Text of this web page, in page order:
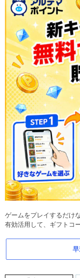
ゲームをプレイするだけ
有効活用して、ギフトコ
早